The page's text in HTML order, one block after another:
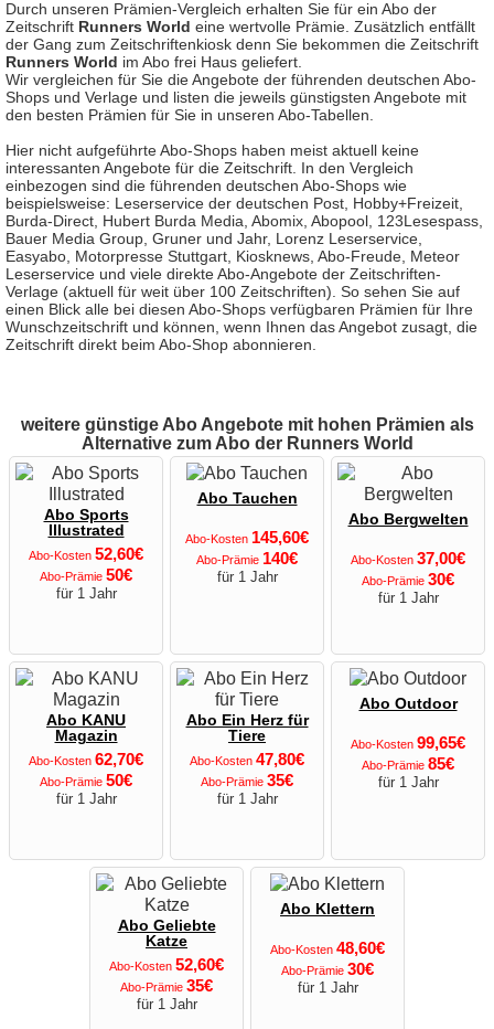
Durch unseren Prämien-Vergleich erhalten Sie für ein Abo der
Zeitschrift Runners World eine wertvolle Prämie. Zusätzlich entfällt
der Gang zum Zeitschriftenkiosk denn Sie bekommen die Zeitschrift
Runners World im Abo frei Haus geliefert.
Wir vergleichen für Sie die Angebote der führenden deutschen Abo-
Shops und Verlage und listen die jeweils günstigsten Angebote mit
den besten Prämien für Sie in unseren Abo-Tabellen.
Hier nicht aufgeführte Abo-Shops haben meist aktuell keine
interessanten Angebote für die Zeitschrift. In den Vergleich
einbezogen sind die führenden deutschen Abo-Shops wie
beispielsweise: Leserservice der deutschen Post, Hobby+Freizeit,
Burda-Direct, Hubert Burda Media, Abomix, Abopool, 123Lesespass,
Bauer Media Group, Gruner und Jahr, Lorenz Leserservice,
Easyabo, Motorpresse Stuttgart, Kiosknews, Abo-Freude, Meteor
Leserservice und viele direkte Abo-Angebote der Zeitschriften-
Verlage (aktuell für weit über 100 Zeitschriften). So sehen Sie auf
einen Blick alle bei diesen Abo-Shops verfügbaren Prämien für Ihre
Wunschzeitschrift und können, wenn Ihnen das Angebot zusagt, die
Zeitschrift direkt beim Abo-Shop abonnieren.
weitere günstige Abo Angebote mit hohen Prämien als
Alternative zum Abo der Runners World
Abo Sports
Illustrated
Abo-Kosten 52,60€
Abo-Prämie 50€
für 1 Jahr
Abo Tauchen
Abo-Kosten 145,60€
Abo-Prämie 140€
für 1 Jahr
Abo Bergwelten
Abo-Kosten 37,00€
Abo-Prämie 30€
für 1 Jahr
Abo KANU
Magazin
Abo-Kosten 62,70€
Abo-Prämie 50€
für 1 Jahr
Abo Ein Herz für
Tiere
Abo-Kosten 47,80€
Abo-Prämie 35€
für 1 Jahr
Abo Outdoor
Abo-Kosten 99,65€
Abo-Prämie 85€
für 1 Jahr
Abo Geliebte
Katze
Abo-Kosten 52,60€
Abo-Prämie 35€
für 1 Jahr
Abo Klettern
Abo-Kosten 48,60€
Abo-Prämie 30€
für 1 Jahr